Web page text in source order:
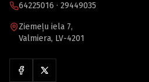
64225016 · 29449035
Ziemeļu iela 7,
Valmiera, LV-4201